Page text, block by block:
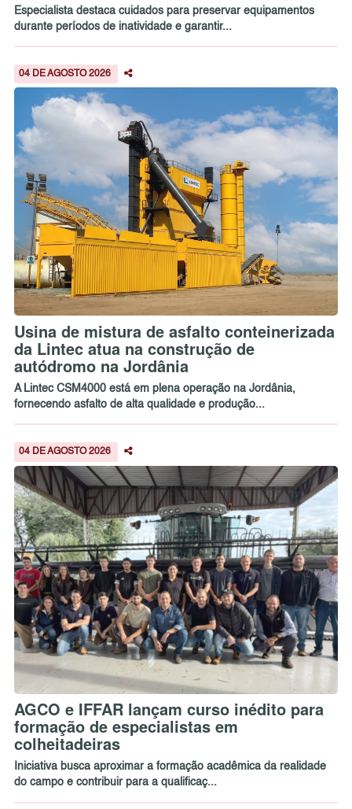
Especialista destaca cuidados para preservar equipamentos
durante períodos de inatividade e garantir...
04 DE AGOSTO 2026
Usina de mistura de asfalto conteinerizada
da Lintec atua na construção de
autódromo na Jordânia
A Lintec CSM4000 está em plena operação na Jordânia,
fornecendo asfalto de alta qualidade e produção...
04 DE AGOSTO 2026
AGCO e IFFAR lançam curso inédito para
formação de especialistas em
colheitadeiras
Iniciativa busca aproximar a formação acadêmica da realidade
do campo e contribuir para a qualificaç...